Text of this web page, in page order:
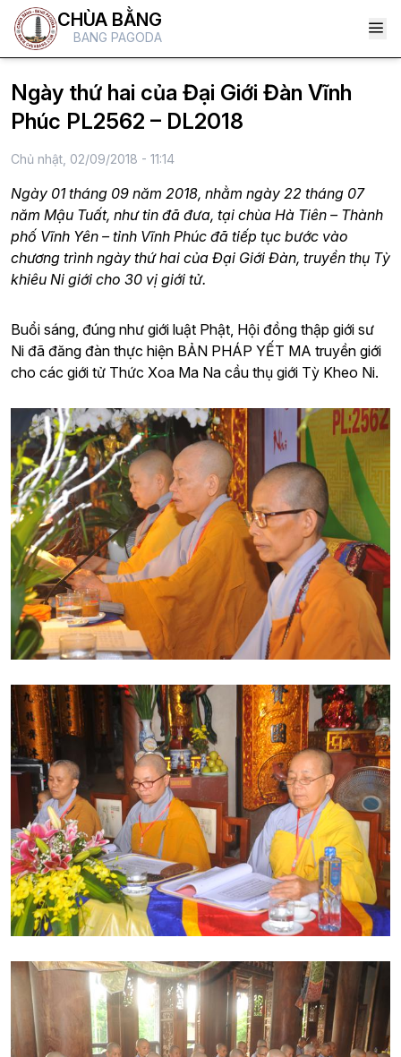
CHÙA BẰNG
BANG PAGODA
Ngày thứ hai của Đại Giới Đàn Vĩnh
Phúc PL2562 – DL2018
Chủ nhật, 02/09/2018 - 11:14
Ngày 01 tháng 09 năm 2018, nhằm ngày 22 tháng 07
năm Mậu Tuất, như tin đã đưa, tại chùa Hà Tiên – Thành
phố Vĩnh Yên – tỉnh Vĩnh Phúc đã tiếp tục bước vào
chương trình ngày thứ hai của Đại Giới Đàn, truyền thụ Tỳ
khiêu Ni giới cho 30 vị giới tử.
Buổi sáng, đúng như giới luật Phật, Hội đồng thập giới sư
Ni đã đăng đàn thực hiện BẢN PHÁP YẾT MA truyền giới
cho các giới tử Thức Xoa Ma Na cầu thụ giới Tỳ Kheo Ni.